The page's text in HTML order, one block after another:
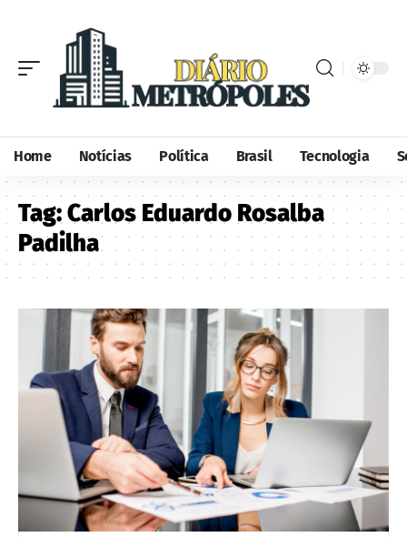
Home Notícias Política Brasil Tecnologia
Tag:Carlos Eduardo Rosalba
Padilha